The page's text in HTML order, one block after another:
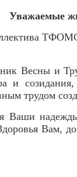
Уважаемые
Весны и
и
трудом
Ваши
Вам,